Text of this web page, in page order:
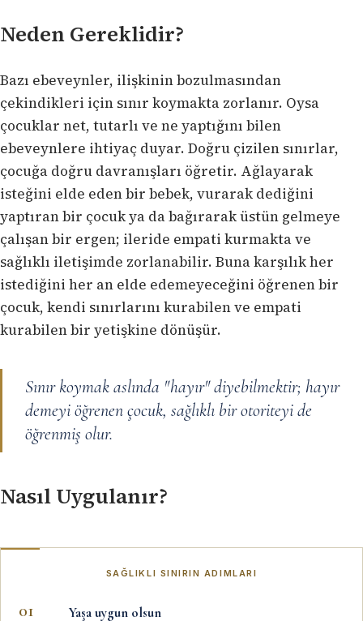
Neden Gereklidir?
Bazı ebeveynler, ilişkinin bozulmasından
çekindikleri için sınır koymakta zorlanır. Oysa
çocuklar net, tutarlı ve ne yaptığını bilen
ebeveynlere ihtiyaç duyar. Doğru çizilen sınırlar,
çocuğa doğru davranışları öğretir. Ağlayarak
isteğini elde eden bir bebek, vurarak dediğini
yaptıran bir çocuk ya da bağırarak üstün gelmeye
çalışan bir ergen; ileride empati kurmakta ve
sağlıklı iletişimde zorlanabilir. Buna karşılık her
istediğini her an elde edemeyeceğini öğrenen bir
çocuk, kendi sınırlarını kurabilen ve empati
kurabilen bir yetişkine dönüşür.
Sınır koymak aslında "hayır" diyebilmektir; hayır
demeyi öğrenen çocuk, sağlıklı bir otoriteyi de
öğrenmiş olur.
Nasıl Uygulanır?
SAĞLIKLI SINIRIN ADIMLARI
Yaşa uygun olsun